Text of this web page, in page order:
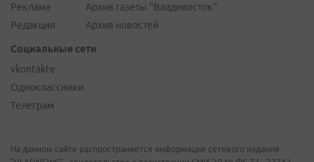
Реклама
Редакция
Архив газеты "Владивосток"
Архив новостей
Социальные сети
vkontakte
Одноклассники
Телеграм
На данном сайте распространяется информация сетевого издания